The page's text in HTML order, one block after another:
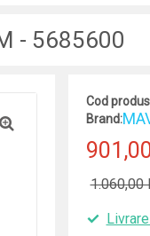
- 5685600
Cod
Brand:
1.060,00